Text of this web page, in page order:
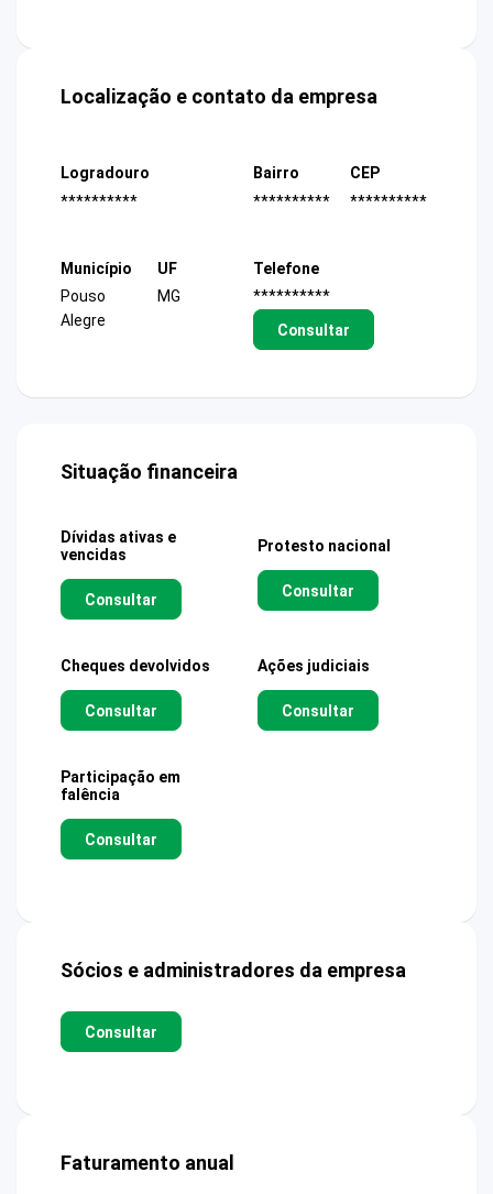
Localização e contato da empresa
Logradouro
**********
Bairro
**********
CEP
**********
Município
Pouso
Alegre
UF
MG
Telefone
**********
Consultar
Situação financeira
Dívidas ativas e
vencidas
Consultar
Protesto nacional
Consultar
Cheques devolvidos
Consultar
Ações judiciais
Consultar
Participação em
falência
Consultar
Sócios e administradores da empresa
Consultar
Faturamento anual